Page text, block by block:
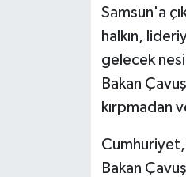
Samsun'a
halkın,
gelecek
Bakan
kırpmadan
Cumhuriyet,
Bakan